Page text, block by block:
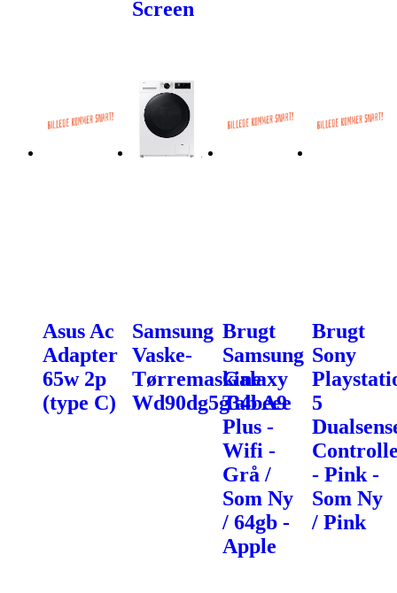
Screen
Asus Ac
Adapter
65w 2p
(type C)
Samsung
Vaske-
Tørremaskine
Wd90dg5g34beee
Brugt
Samsung
Galaxy
Tab A9
Plus -
Wifi -
Grå /
Som Ny
/ 64gb -
Apple
Brugt
Sony
5
- Pink -
Som Ny
/ Pink